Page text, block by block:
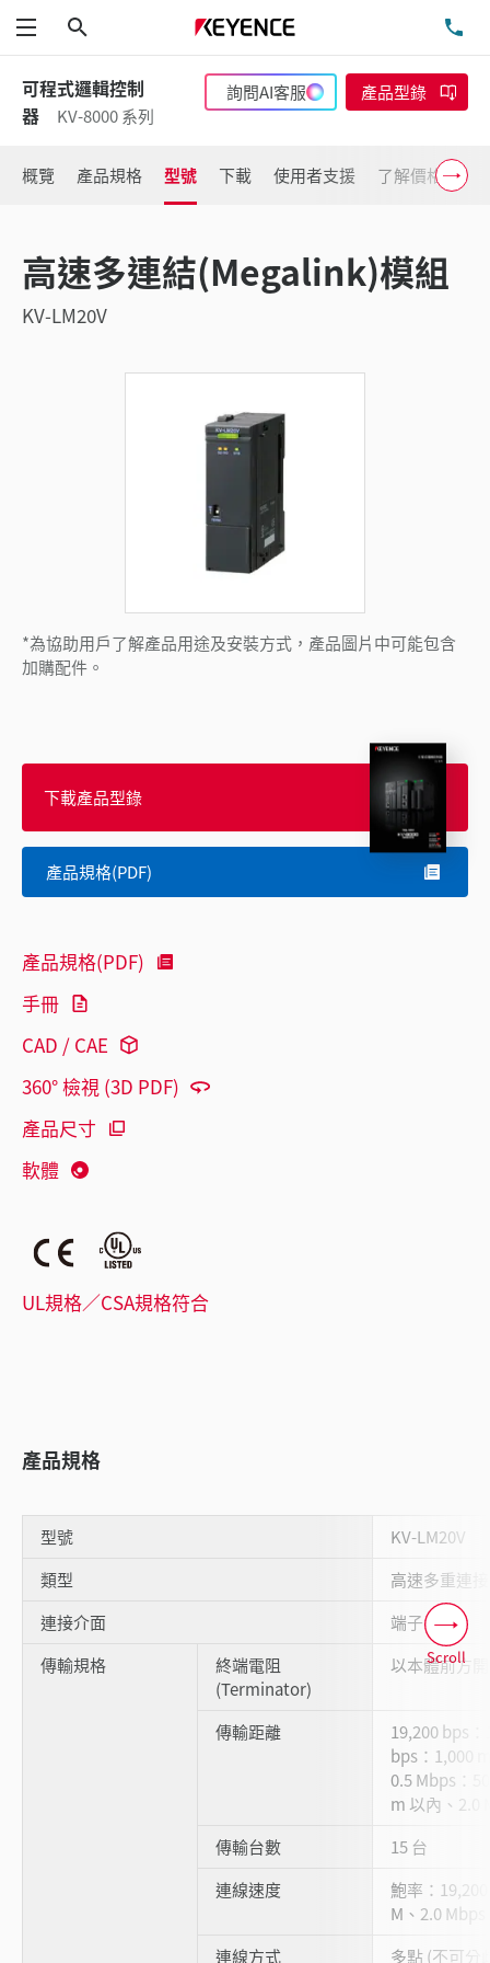
功能表
可程式邏輯控制
器
KV-8000 系列
詢問AI客服 產品型錄
概覽 產品規格 型號 下載 使用者支援 了解價格
高速多連結(Megalink)模組
KV-LM20V
*為協助用戶了解產品用途及安裝方式，產品圖片中可能包含
加購配件。
下載產品型錄
產品規格(PDF)
產品規格(PDF)
手冊
CAD / CAE
360° 檢視 (3D PDF)
產品尺寸
軟體
UL規格／CSA規格符合
產品規格
型號
KV-LM20V
類型
高速多重連
連接介面
端子台
傳輸規格
終端電阻
(Terminator)
以本體前方
傳輸距離
19,200 bps
bps：1,000
0.5 Mbps：
m 以內、2.0
傳輸台數
15 台
連線速度
鮑率：
M、2.0 Mbps
連線方式
多點 (不可分
Scroll